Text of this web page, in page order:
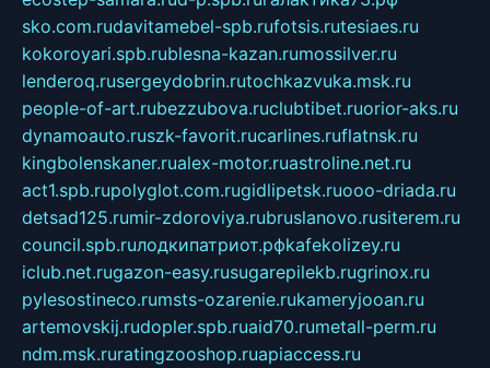
sko.com.rudavitamebel-spb.rufotsis.rutesiaes.ru
kokoroyari.spb.rublesna-kazan.rumossilver.ru
lenderoq.rusergeydobrin.rutochkazvuka.msk.ru
people-of-art.rubezzubova.ruclubtibet.ruorior-aks.ru
dynamoauto.ruszk-favorit.rucarlines.ruflatnsk.ru
kingbolenskaner.rualex-motor.ruastroline.net.ru
act1.spb.rupolyglot.com.rugidlipetsk.ruooo-driada.ru
detsad125.rumir-zdoroviya.rubruslanovo.rusiterem.ru
council.spb.ruлодкипатриот.рфkafekolizey.ru
iclub.net.rugazon-easy.rusugarepilekb.rugrinox.ru
pylesostineco.rumsts-ozarenie.rukameryjooan.ru
artemovskij.rudopler.spb.ruaid70.rumetall-perm.ru
ndm.msk.ruratingzooshop.ruapiaccess.ru